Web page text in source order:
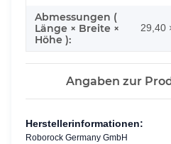
Abmessungen (
Länge × Breite ×
Höhe ):
29,40
Angaben zur
Herstellerinformationen:
Roborock Germany GmbH